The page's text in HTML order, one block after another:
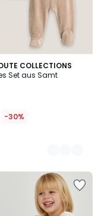
COLLECTIONS
Set aus Samt
-30%